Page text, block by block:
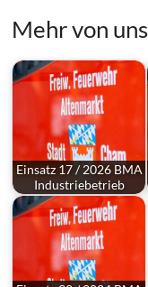
Mehr von
Einsatz 17 / 2026 BMA
Industriebetrieb